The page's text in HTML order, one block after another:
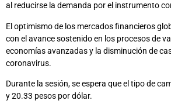
al reducirse la demanda por el instrumento
El optimismo de los mercados financieros
con el avance sostenido en los procesos de
economías avanzadas y la disminución de
coronavirus.
Durante la sesión, se espera que el tipo de
y 20.33 pesos por dólar.